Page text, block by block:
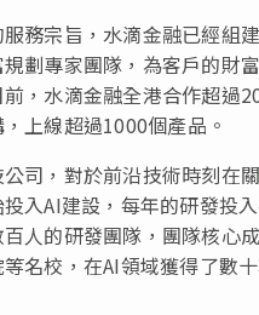
務宗旨，水滴金融已經組
劃專家團隊，為客戶的財
，水滴金融全港合作超過
上線超過1000個產品。
司，對於前沿技術時刻在
入AI建設，每年的研發投
人的研發團隊，團隊核心
名校，在AI領域獲得了數